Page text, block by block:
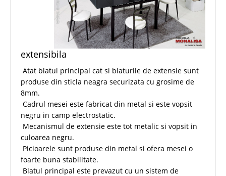
extensibila
Atat blatul principal cat si blaturile de extensie sunt
produse din sticla neagra securizata cu grosime de
8mm.
Cadrul mesei este fabricat din metal si este vopsit
negru in camp electrostatic.
Mecanismul de extensie este tot metalic si vopsit in
culoarea negru.
Picioarele sunt produse din metal si ofera mesei o
foarte buna stabilitate.
Blatul principal este prevazut cu un sistem de